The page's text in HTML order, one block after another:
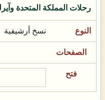
رحلات المملكة المتحدة
نسخ أرشيفية